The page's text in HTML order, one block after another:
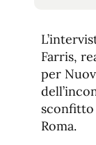
Farris,
per
sconfitto
Roma.